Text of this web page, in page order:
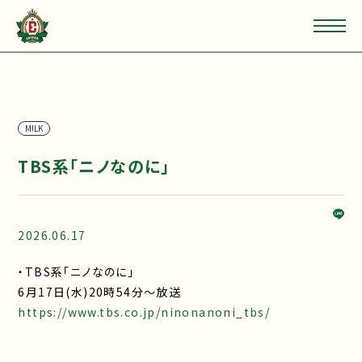
M!LK
TBS系「ニノなのに」
2026.06.17
・TBS系「ニノなのに」
6月17日(水)20時54分～放送
https://www.tbs.co.jp/ninonanoni_tbs/